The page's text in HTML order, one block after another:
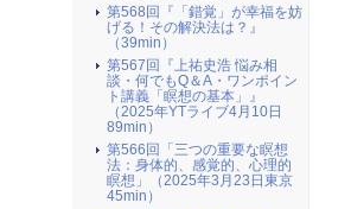
第568回『「錯覚」が幸福を妨
げる！その解決法は？』
（39min）
第567回『上祐史浩 悩み相
談・何でもQ＆A・ワンポイン
ト講義「瞑想の基本」』
（2025年YTライブ4月10日
89min）
第566回「三つの重要な瞑想
法：身体的、感覚的、心理的
瞑想」（2025年3月23日東京
45min）